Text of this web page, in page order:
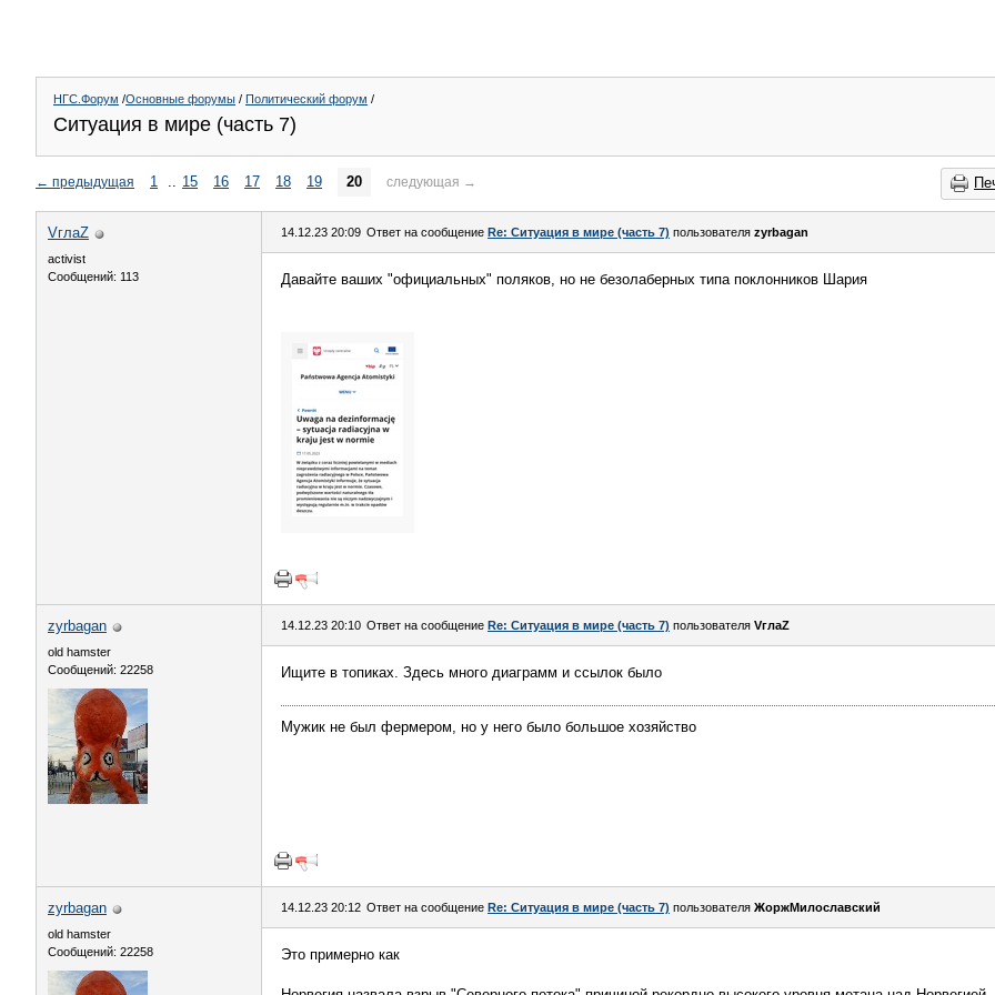
НГС.Форум /Основные форумы / Политический форум /
Ситуация в мире (часть 7)
← предыдущая 1 .. 15 16 17 18 19 20 следующая →
VглаZ
activist
Сообщений: 113
14.12.23 20:09 Ответ на сообщение Re: Ситуация в мире (часть 7) пользователя zyrbagan
Давайте ваших "официальных" поляков, но не безолаберных типа поклонников Шария
zyrbagan
old hamster
Сообщений: 22258
14.12.23 20:10 Ответ на сообщение Re: Ситуация в мире (часть 7) пользователя VглаZ
Ищите в топиках. Здесь много диаграмм и ссылок было
Мужик не был фермером, но у него было большое хозяйство
zyrbagan
old hamster
Сообщений: 22258
14.12.23 20:12 Ответ на сообщение Re: Ситуация в мире (часть 7) пользователя ЖоржМилославский
Это примерно как